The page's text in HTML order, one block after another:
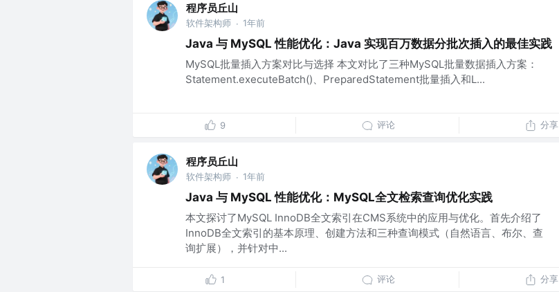
程序员丘山
软件架构师 · 1年前
Java 与 MySQL 性能优化：Java 实现百万数据分批次插入的最佳实践
MySQL批量插入方案对比与选择 本文对比了三种MySQL批量数据插入方案：
Statement.executeBatch()、PreparedStatement批量插入和L...
9 评论 分享
程序员丘山
软件架构师 · 1年前
Java 与 MySQL 性能优化：MySQL全文检索查询优化实践
本文探讨了MySQL InnoDB全文索引在CMS系统中的应用与优化。首先介绍了
InnoDB全文索引的基本原理、创建方法和三种查询模式（自然语言、布尔、查
询扩展），并针对中...
1 评论 分享